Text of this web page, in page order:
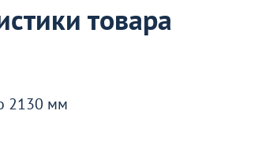
товара
2130 мм
металлические Паук